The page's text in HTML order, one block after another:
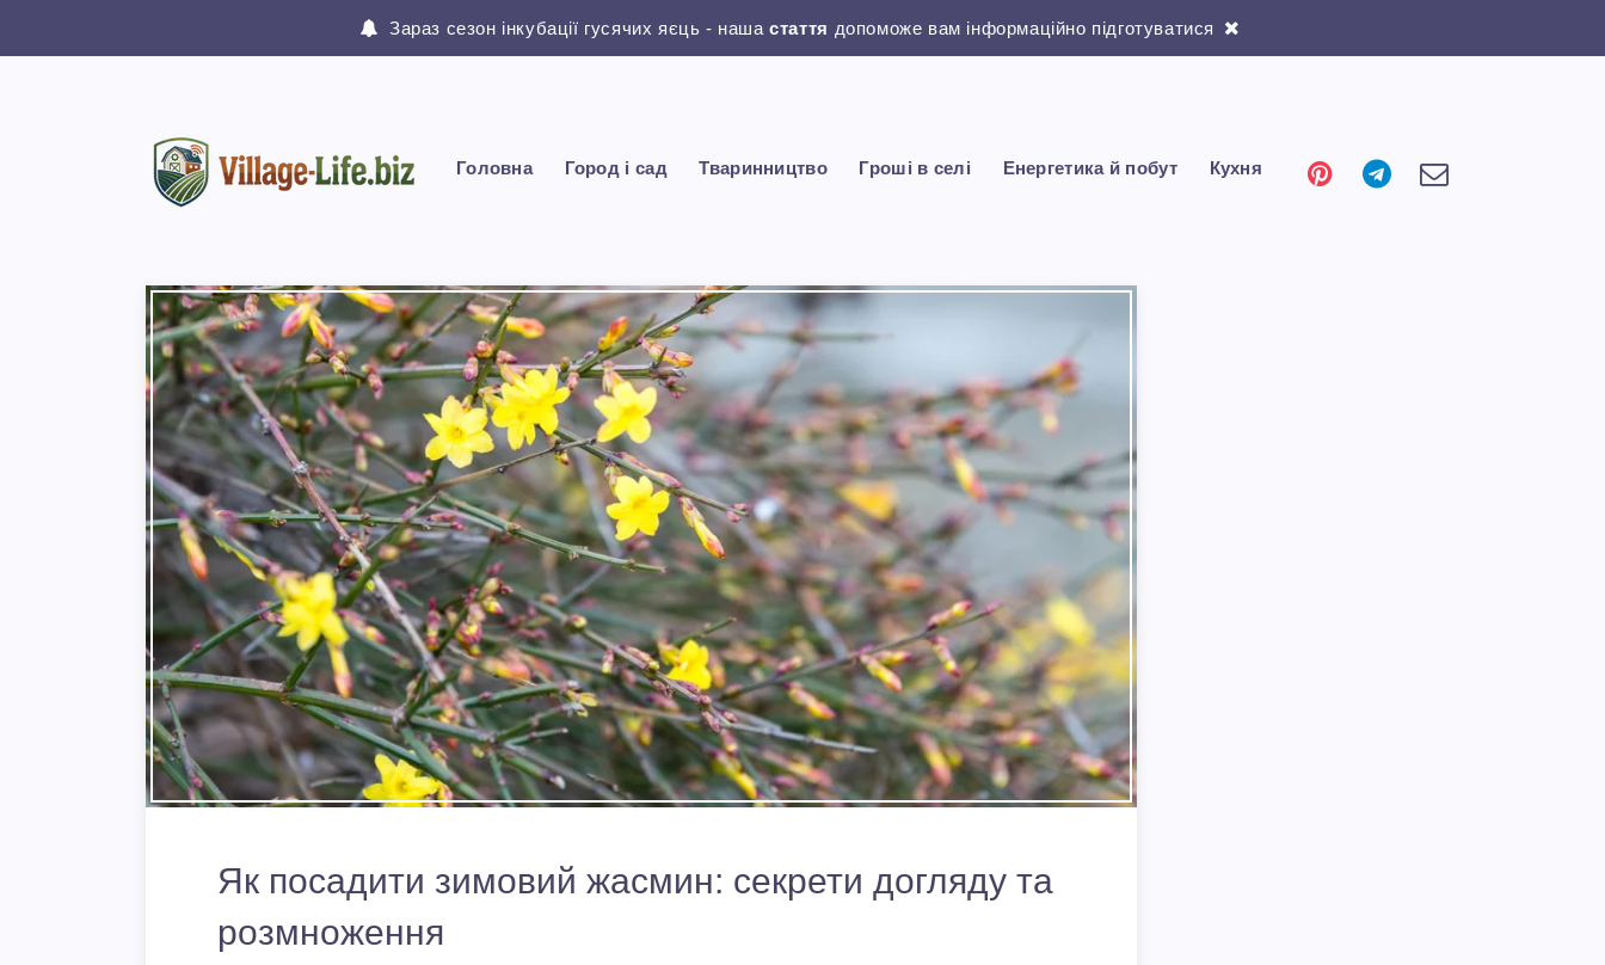
Зараз сезон інкубації гусячих яєць - нашастаття допоможе вам інформаційно підготуватися
Головна Город і сад Тваринництво Гроші в селі Енергетика й побут Кухня
Як посадити зимовий жасмин: секрети догляду та
розмноження